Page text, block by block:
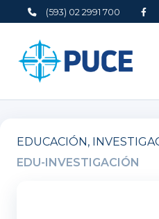
(593) 02 2991 700
EDUCACIÓN,
EDU-INVESTIGACIÓN